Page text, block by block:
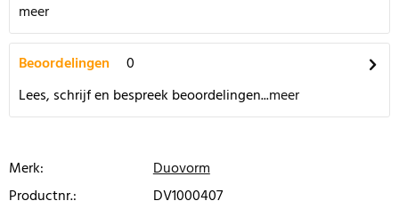
meer
Beoordelingen
0
Lees, schrijf en bespreek beoordelingen...meer
Merk:
Duovorm
Productnr.:
DV1000407